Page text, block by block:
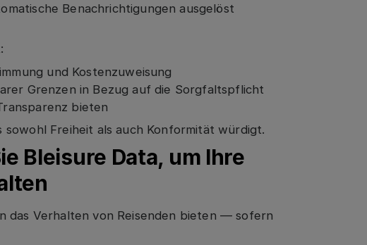
Benachrichtigungen ausgelöst
und Kostenzuweisung
Grenzen in Bezug auf die Sorgfaltspflicht
bieten
sowohl Freiheit als auch Konformität würdigt.
Bleisure Data, um Ihre
das Verhalten von Reisenden bieten — sofern